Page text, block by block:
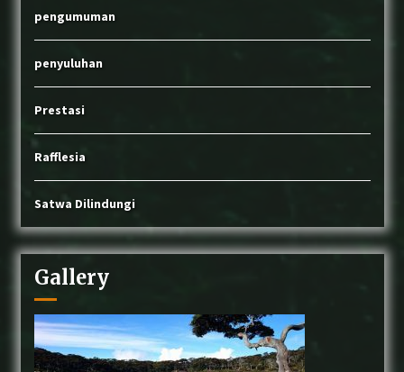
pengumuman
penyuluhan
Prestasi
Rafflesia
Satwa Dilindungi
Gallery